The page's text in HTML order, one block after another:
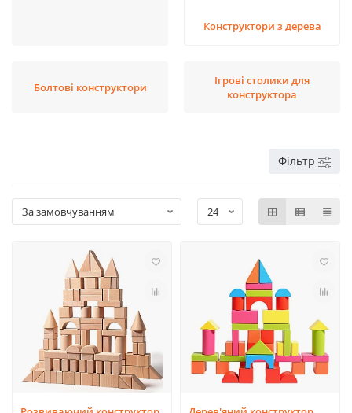
Конструктори з дерева
Болтові конструктори
Ігрові столики для
конструктора
Фільтр